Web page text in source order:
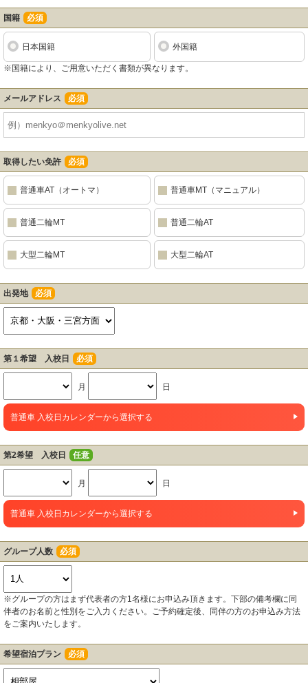
国籍 必須
日本国籍 外国籍
※国籍により、ご用意いただく書類が異なります。
メールアドレス 必須
取得したい免許 必須
普通車AT（オートマ） 普通車MT（マニュアル）
普通二輪MT 普通二輪AT
大型二輪MT 大型二輪AT
出発地 必須
第１希望 入校日 必須
月 日
普通車 入校日カレンダーから選択する
第2希望 入校日 任意
月 日
普通車 入校日カレンダーから選択する
グループ人数 必須
※グループの方はまず代表者の方1名様にお申込み頂きます。下部の備考欄に同
伴者のお名前と性別をご入力ください。ご予約確定後、同伴の方のお申込み方法
をご案内いたします。
希望宿泊プラン 必須